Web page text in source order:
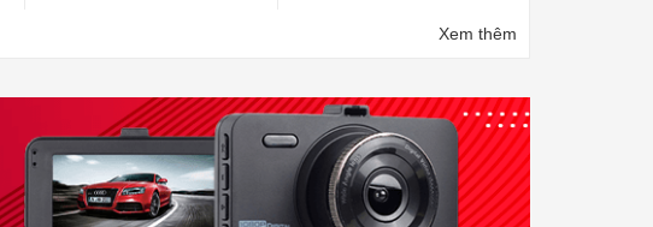
Xem thêm